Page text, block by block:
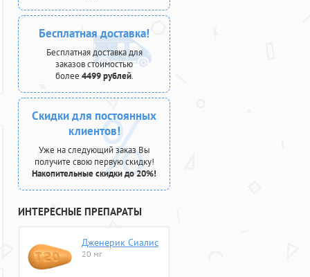
Бесплатная доставка!
Бесплатная доставка для
заказов стоимостью
более 4499 рублей.
Скидки для постоянных
клиентов!
Уже на следующий заказ Вы
получите свою первую скидку!
Накопительные скидки до 20%!
ИНТЕРЕСНЫЕ ПРЕПАРАТЫ
Дженерик Сиалис
20 мг